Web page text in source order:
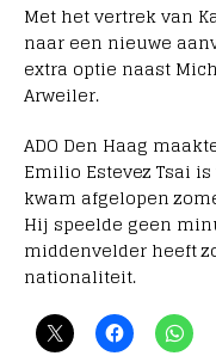
Met het vertrek van
naar een nieuwe
extra optie naast
Arweiler.
ADO Den Haag
Emilio Estevez Tsai
kwam afgelopen
Hij speelde geen
middenvelder heeft
nationaliteit.